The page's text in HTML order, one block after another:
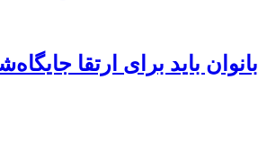
بانوان باید برای ارتقا